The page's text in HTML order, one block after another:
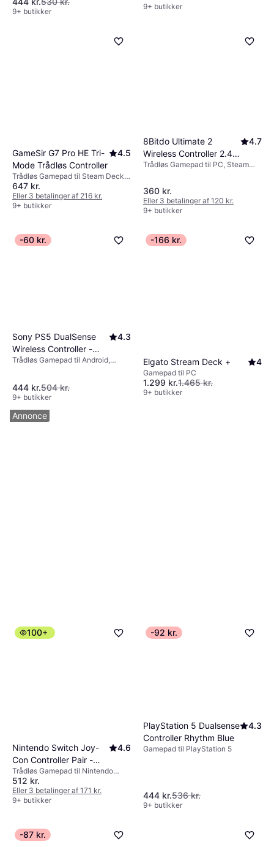
9+ butikker
9+ butikker
GameSir G7 Pro HE Tri-
Mode Trådløs Controller
4.5
Trådløs Gamepad til Steam Deck,
Xbox One, Xbox Series S, Android,
Xbox Series X, PC
647 kr.
Eller 3 betalinger af 216 kr.
9+ butikker
8Bitdo Ultimate 2
Wireless Controller 2.4G
- Purple
4.7
Trådløs Gamepad til PC, Steam
360 kr.
Eller 3 betalinger af 120 kr.
9+ butikker
-60 kr.
Sony PS5 DualSense
Wireless Controller -
Starlight Blue
4.3
Trådløs Gamepad til Android,
444 kr.504 kr.
9+ butikker
-166 kr.
Elgato Stream Deck + 4
Gamepad til PC
1.299 kr.1.465 kr.
9+ butikker
100+
Nintendo Switch Joy-
Con Controller Pair -
Neon Green/Neon Pink
4.6
Trådløs Gamepad til Nintendo
Switch
512 kr.
Eller 3 betalinger af 171 kr.
9+ butikker
-92 kr.
PlayStation 5 Dualsense
Controller Rhythm Blue
4.3
Gamepad til PlayStation 5
444 kr.536 kr.
9+ butikker
-87 kr.
Annonce